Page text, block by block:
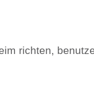
richten,